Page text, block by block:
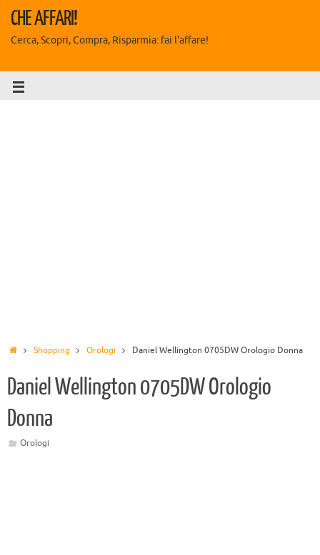
CHE AFFARI!
Cerca, Scopri, Compra, Risparmia: fai l'affare!
Shopping Orologi Daniel Wellington 0705DW Orologio Donna
Daniel Wellington 0705DW Orologio
Donna
Orologi